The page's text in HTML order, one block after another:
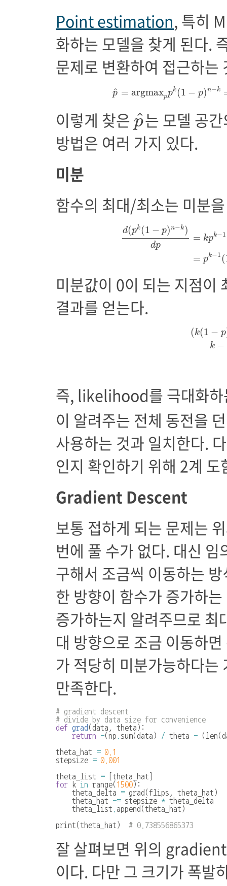
Point estimation, 특히
화하는 모델을 찾게 된다.
문제로 변환하여 접근하는
^
p = argmaxppk(1 − p)n−k
pp −p)n
이렇게 찾은 ^
p
p^
는 모델 공
방법은 여러 가지 있다.
미분
함수의 최대/최소는 미분
d(pk(1 − p)n−k)
dp
= kpk−1
= pk−1(
(p k(1 n−k)d
미분값이 0이 되는 지점이
결과를 얻는다.
(k(1 − p
k −
(k(1 )
즉, likelihood를 극대화
이 알려주는 전체 동전을
사용하는 것과 일치한다.
인지 확인하기 위해 2계
Gradient Descent
보통 접하게 되는 문제는
번에 풀 수가 없다. 대신
구해서 조금씩 이동하는
한 방향이 함수가 증가하
증가하는지 알려주므로
대 방향으로 조금 이동하
가 적당히 미분가능하다
만족한다.
# gradient descent
# divide by data size for convenience
def
grad ( data , theta ):
return
-(np sum( data ) / theta - ( len(
theta_hat
= 0.1
stepsize = 0.001
theta_list
= theta_hat
for
k in range( 1500):
theta_delta
= grad (flips , theta_hat )
theta_hat
-= stepsize * theta_delta
theta_list
append (theta_hat )
print(theta_hat ) # 0.738556865373
잘 살펴보면 위의
이다. 다만 그 크기가 폭발